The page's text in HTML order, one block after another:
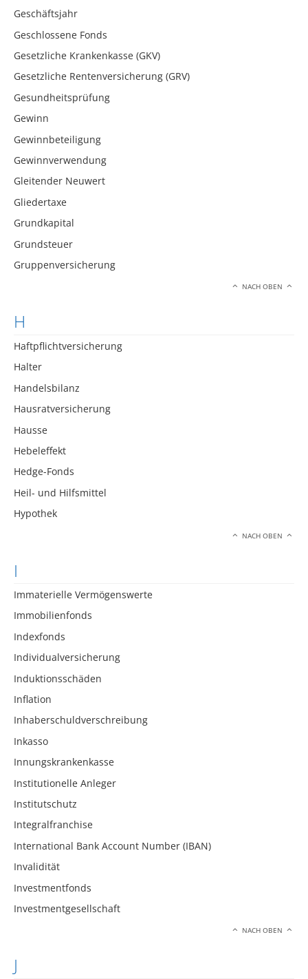
Geschäftsjahr
Geschlossene Fonds
Gesetzliche Krankenkasse (GKV)
Gesetzliche Rentenversicherung (GRV)
Gesundheitsprüfung
Gewinn
Gewinnbeteiligung
Gewinnverwendung
Gleitender Neuwert
Gliedertaxe
Grundkapital
Grundsteuer
Gruppenversicherung
NACH OBEN
H
Haftpflichtversicherung
Halter
Handelsbilanz
Hausratversicherung
Hausse
Hebeleffekt
Hedge-Fonds
Heil- und Hilfsmittel
Hypothek
NACH OBEN
I
Immaterielle Vermögenswerte
Immobilienfonds
Indexfonds
Individualversicherung
Induktionsschäden
Inflation
Inhaberschuldverschreibung
Inkasso
Innungskrankenkasse
Institutionelle Anleger
Institutschutz
Integralfranchise
International Bank Account Number (IBAN)
Invalidität
Investmentfonds
Investmentgesellschaft
NACH OBEN
J